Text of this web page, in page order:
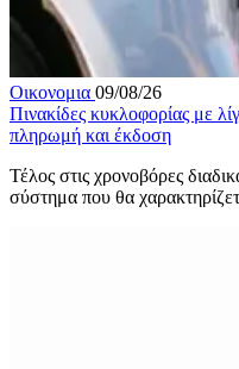
Οικονομια 09/08/26
Πινακίδες κυκλοφορίας με
πληρωμή και έκδοση
Τέλος στις χρονοβόρες
σύστημα που θα